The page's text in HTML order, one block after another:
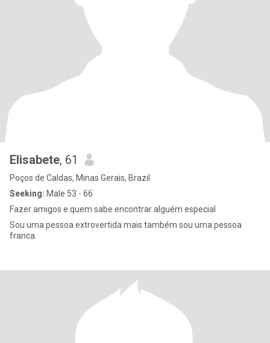
Elisabete, 61
Poços de Caldas, Minas Gerais, Brazil
Seeking: Male 53 - 66
Fazer amigos e quem sabe encontrar alguém especial
Sou uma pessoa extrovertida mais também sou uma pessoa
franca.